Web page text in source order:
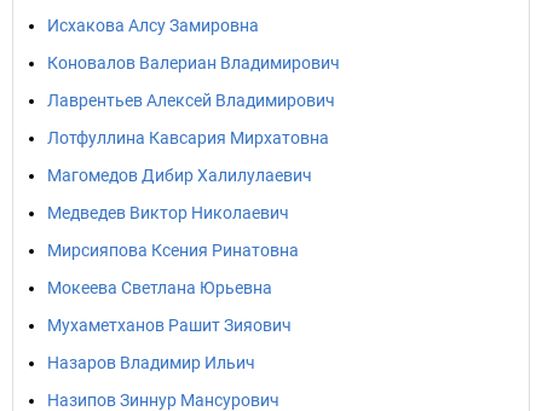
Исхакова Алсу Замировна
Коновалов Валериан Владимирович
Лаврентьев Алексей Владимирович
Лотфуллина Кавсария Мирхатовна
Магомедов Дибир Халилулаевич
Медведев Виктор Николаевич
Мирсияпова Ксения Ринатовна
Мокеева Светлана Юрьевна
Мухаметханов Рашит Зияович
Назаров Владимир Ильич
Назипов Зиннур Мансурович